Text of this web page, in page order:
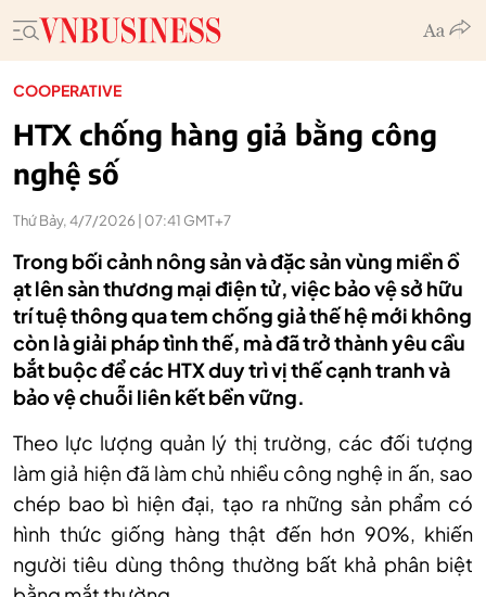
COOPERATIVE
HTX chống hàng giả bằng công
nghệ số
Thứ Bảy, 4/7/2026 | 07:41 GMT+7
Trong bối cảnh nông sản và đặc sản vùng miền ồ
ạt lên sàn thương mại điện tử, việc bảo vệ sở hữu
trí tuệ thông qua tem chống giả thế hệ mới không
còn là giải pháp tình thế, mà đã trở thành yêu cầu
bắt buộc để các HTX duy trì vị thế cạnh tranh và
bảo vệ chuỗi liên kết bền vững.
Theo lực lượng quản lý thị trường, các đối tượng
làm giả hiện đã làm chủ nhiều công nghệ in ấn, sao
chép bao bì hiện đại, tạo ra những sản phẩm có
hình thức giống hàng thật đến hơn 90%, khiến
người tiêu dùng thông thường bất khả phân biệt